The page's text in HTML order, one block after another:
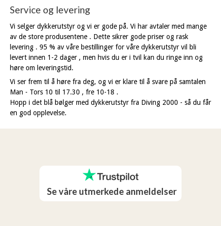
Service og levering
Vi selger dykkerutstyr og vi er gode på. Vi har avtaler med mange
av de store produsentene . Dette sikrer gode priser og rask
levering . 95 % av våre bestillinger for våre dykkerutstyr vil bli
levert innen 1-2 dager , men hvis du er i tvil kan du ringe inn og
høre om leveringstid.
Vi ser frem til å høre fra deg, og vi er klare til å svare på samtalen
Man - Tors 10 til 17.30 , fre 10-18 .
Hopp i det blå bølger med dykkerutstyr fra Diving 2000 - så du får
en god opplevelse.
Se våre utmerkede anmeldelser